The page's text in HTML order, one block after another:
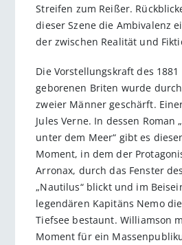
Streifen zum Reißer.
dieser Szene die Ambivalenz
der zwischen Realität und
Die Vorstellungskraft des
geborenen Briten wurde
zweier Männer geschärft.
Jules Verne. In dessen Roman
unter dem Meer“ gibt es
Moment, in dem der
Arronax, durch das Fenster
„Nautilus“ blickt und im
legendären Kapitäns Nemo
Tiefsee bestaunt. Williamson
Moment für ein